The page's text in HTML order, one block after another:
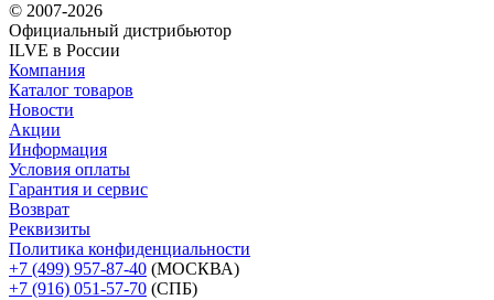
© 2007-2026
Официальный дистрибьютoр
ILVE в России
Компания
Каталог товаров
Новости
Акции
Информация
Условия оплаты
Гарантия и сервис
Возврат
Реквизиты
Политика конфиденциальности
+7 (499) 957-87-40 (МОСКВА)
+7 (916) 051-57-70 (СПБ)